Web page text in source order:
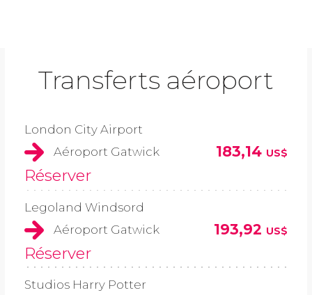
Transferts aéroport
London City Airport
Aéroport Gatwick
183,14 US$
Réserver
Legoland Windsord
Aéroport Gatwick
193,92 US$
Réserver
Studios Harry Potter